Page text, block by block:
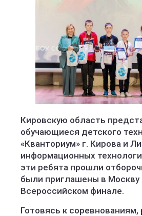
министерство
Кировскую область
обучающиеся детского
«Кванториум» г. Кирова и
информационных
эти ребята прошли
были приглашены в Москву
Всероссийском финале.
Готовясь к соревнованиям,